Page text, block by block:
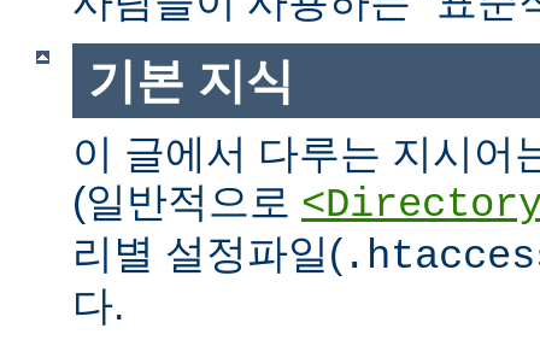
기본 지식
이 글에서 다루는 지시어
(일반적으로
리별 설정파일(
다.